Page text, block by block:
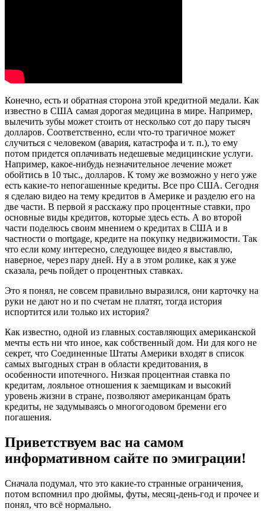
Конечно, есть и обратная сторона этой кредитной медали. Как
известно в США самая дорогая медицина в мире. Например,
вылечить зубы может стоить от несколько сот до пару тысяч
долларов. Соответственно, если что-то трагичное может
случиться с человеком (авария, катастрофа и т. п.), то ему
потом придется оплачивать недешевые медицинские услуги.
Например, какое-нибудь незначительное лечение может
обойтись в 10 тыс., долларов. К тому же возможно у него уже
есть какие-то непогашенные кредиты. Все про США. Сегодня
я сделаю видео на тему кредитов в Америке и разделю его на
две части. В первой я расскажу про процентные ставки, про
основные виды кредитов, которые здесь есть. А во второй
части поделюсь своим мнением о кредитах в США и в
частности о mortgage, кредите на покупку недвижимости. Так
что если кому интересно, следующее видео я выставлю,
наверное, через пару дней. Ну а в этом ролике, как я уже
сказала, речь пойдет о процентных ставках.
Это я понял, не совсем правильно выразился, они карточку на
руки не дают но и по счетам не платят, тогда история
испортится или только их история?
Как известно, одной из главных составляющих американской
мечты есть ни что иное, как собственный дом. Ни для кого не
секрет, что Соединенные Штаты Америки входят в список
самых выгодных стран в области кредитования, в
особенности ипотечного. Низкая процентная ставка по
кредитам, лояльное отношения к заемщикам и высокий
уровень жизни в стране, позволяют американцам брать
кредиты, не задумываясь о многогодовом бремени его
погашения.
Приветствуем вас на самом
информативном сайте по эмиграции!
Сначала подумал, что это какие-то странные ограничения,
потом вспомнил про дюймы, футы, месяц-день-год и прочее и
понял, что всё нормально.